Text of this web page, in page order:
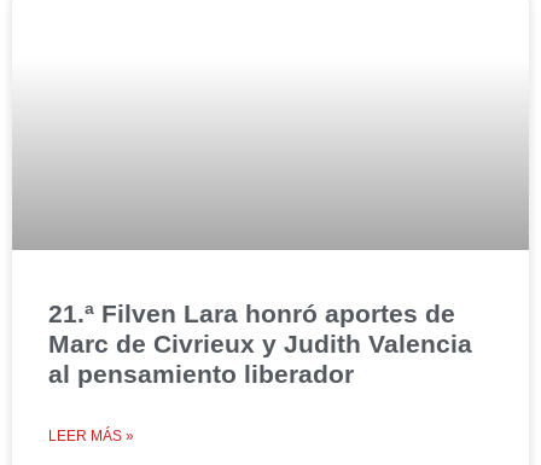
21.ª Filven Lara honró aportes de
Marc de Civrieux y Judith Valencia
al pensamiento liberador
LEER MÁS »